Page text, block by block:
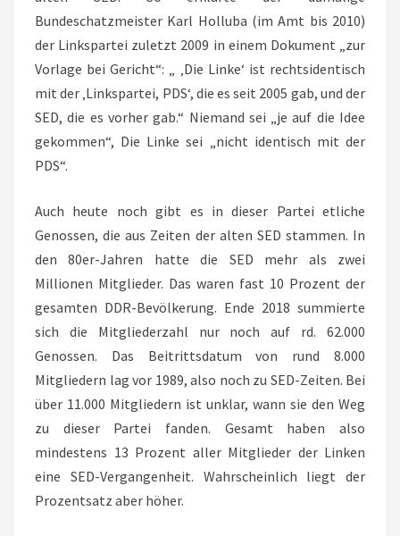
Bundeschatzmeister Karl Holluba (im Amt bis 2010)
der Linkspartei zuletzt 2009 in einem Dokument „zur
Vorlage bei Gericht“: „ ‚Die Linke‘ ist rechtsidentisch
mit der ‚Linkspartei, PDS‘, die es seit 2005 gab, und der
SED, die es vorher gab.“ Niemand sei „je auf die Idee
gekommen“, Die Linke sei „nicht identisch mit der
PDS“.
Auch heute noch gibt es in dieser Partei etliche
Genossen, die aus Zeiten der alten SED stammen. In
den 80er-Jahren hatte die SED mehr als zwei
Millionen Mitglieder. Das waren fast 10 Prozent der
gesamten DDR-Bevölkerung. Ende 2018 summierte
sich die Mitgliederzahl nur noch auf rd. 62.000
Genossen. Das Beitrittsdatum von rund 8.000
Mitgliedern lag vor 1989, also noch zu SED-Zeiten. Bei
über 11.000 Mitgliedern ist unklar, wann sie den Weg
zu dieser Partei fanden. Gesamt haben also
mindestens 13 Prozent aller Mitglieder der Linken
eine SED-Vergangenheit. Wahrscheinlich liegt der
Prozentsatz aber höher.